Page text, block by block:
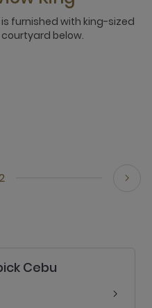
furnished with king-sized
below.
Cebu